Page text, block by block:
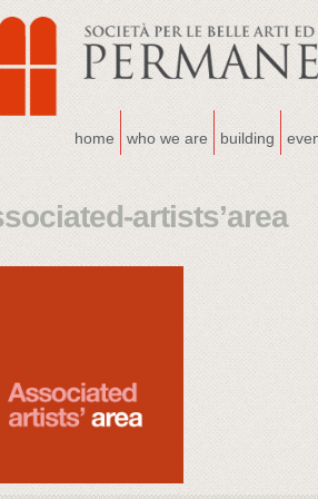
home who we are building
artists’area